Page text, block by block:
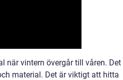
när vintern övergår till våren. Det
material. Det är viktigt att hitta